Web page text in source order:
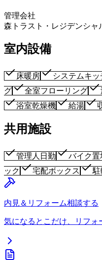
管理会社
森トラスト・レジデンシャ
室内設備
床暖房 システムキッ
グ
全室フローリング
浴室乾燥機
給湯
共用施設
管理人日勤 バイク置
ック
宅配ボックス 駐
内見＆リフォーム相談する
気になるとこだけ、リフォ